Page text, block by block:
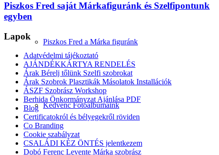
Piszkos Fred a Márka figuránk
Kedvenc Fotóalbumaink
Piszkos Fred saját Márkafiguránk és Szelfipontunk
egyben
Lapok
Adatvédelmi tájékoztató
AJÁNDÉKKÁRTYA RENDELÉS
Árak Bérelj tőlünk Szelfi szobrokat
Árak Szobrok Plasztikák Másolatok Installációk
ÁSZF Szobrász Workshop
Berhida Önkormányzat Ajánlása PDF
Blog
Certificatokról és bélyegekről röviden
Co Branding
Cookie szabályzat
CSALÁDI KÉZ ÖNTÉS jelentkezem
Dobó Ferenc Levente Márka szobrász